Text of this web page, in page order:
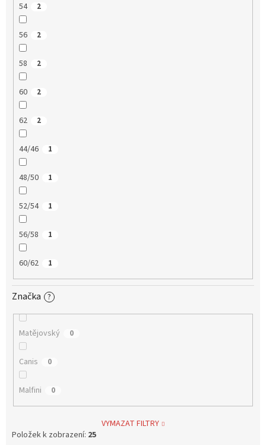
54 2
56 2
58 2
60 2
62 2
44/46 1
48/50 1
52/54 1
56/58 1
60/62 1
Značka ?
Matějovský 0
Canis 0
Malfini 0
VYMAZAT FILTRY
Položek k zobrazení: 25